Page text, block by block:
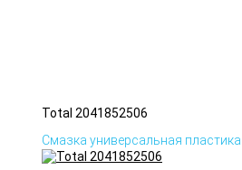
Total 2041852506
Смазка универсальная